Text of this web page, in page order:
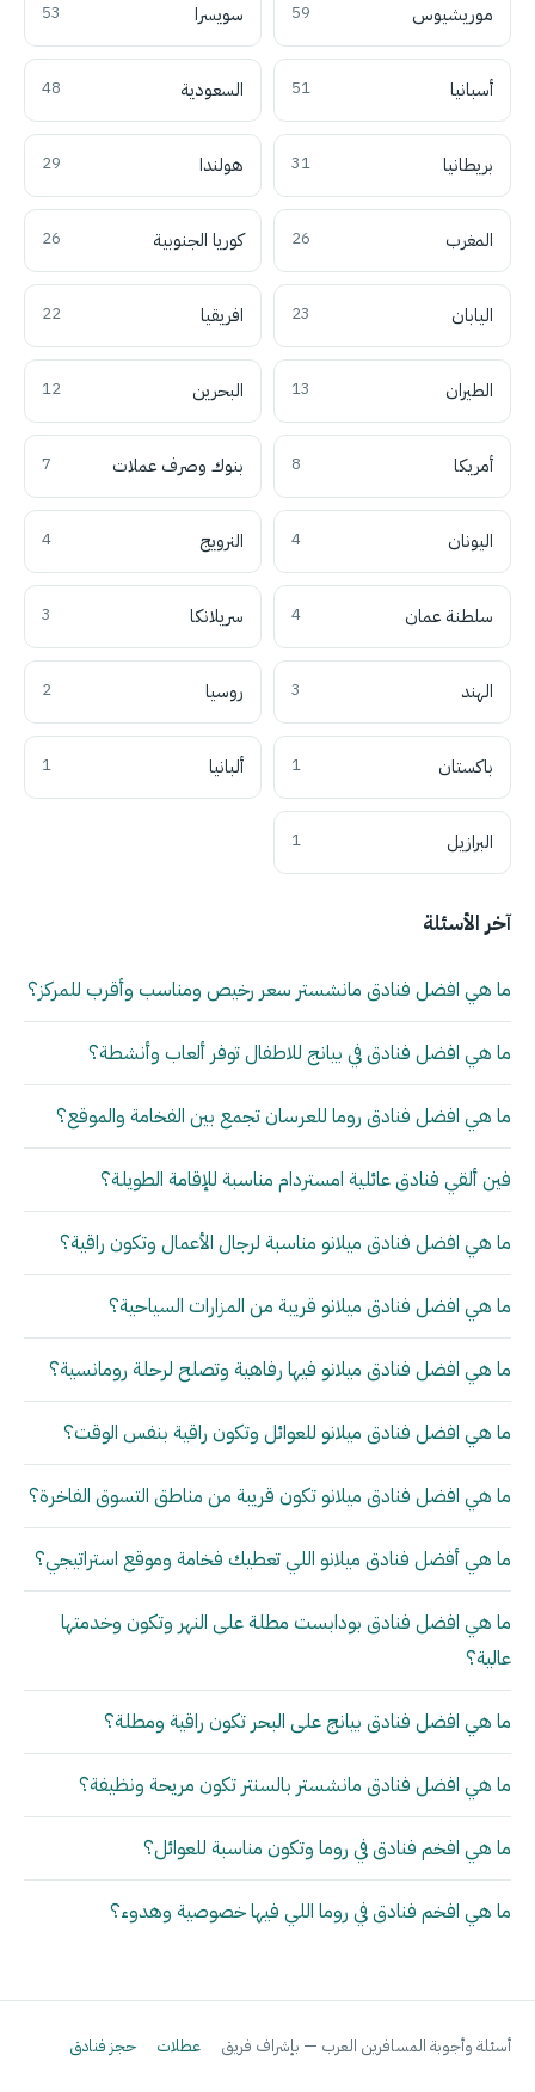
موريشيوس 59 سويسرا 53
أسبانيا 51 السعودية 48
بريطانيا 31 هولندا 29
المغرب 26 كوريا الجنوبية 26
اليابان 23 افريقيا 22
الطيران 13 البحرين 12
أمريكا 8 بنوك وصرف عملات 7
اليونان 4 النرويج 4
سلطنة عمان 4 سريلانكا 3
الهند 3 روسيا 2
باكستان 1 ألبانيا 1
البرازيل 1
آخر الأسئلة
ما هي افضل فنادق مانشستر سعر رخيص ومناسب وأقرب للمركز؟
ما هي افضل فنادق في بيانج للاطفال توفر ألعاب وأنشطة؟
ما هي افضل فنادق روما للعرسان تجمع بين الفخامة والموقع؟
فين ألقي فنادق عائلية امستردام مناسبة للإقامة الطويلة؟
ما هي افضل فنادق ميلانو مناسبة لرجال الأعمال وتكون راقية؟
ما هي افضل فنادق ميلانو قريبة من المزارات السياحية؟
ما هي افضل فنادق ميلانو فيها رفاهية وتصلح لرحلة رومانسية؟
ما هي افضل فنادق ميلانو للعوائل وتكون راقية بنفس الوقت؟
ما هي افضل فنادق ميلانو تكون قريبة من مناطق التسوق الفاخرة؟
ما هي أفضل فنادق ميلانو اللي تعطيك فخامة وموقع استراتيجي؟
ما هي افضل فنادق بودابست مطلة على النهر وتكون وخدمتها
عالية؟
ما هي افضل فنادق بيانج على البحر تكون راقية ومطلة؟
ما هي افضل فنادق مانشستر بالسنتر تكون مريحة ونظيفة؟
ما هي افخم فنادق في روما وتكون مناسبة للعوائل؟
ما هي افخم فنادق في روما اللي فيها خصوصية وهدوء؟
أسئلة وأجوبة المسافرين العرب — بإشراف فريق عطلات حجز فنادق